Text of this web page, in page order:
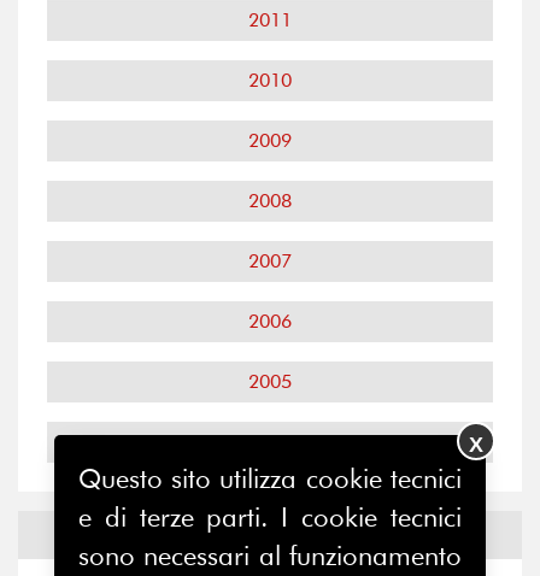
2011
2010
2009
2008
2007
2006
2005
2004
Notizie ed Eventi
Questo sito utilizza cookie tecnici
e di terze parti. I cookie tecnici
sono necessari al funzionamento
X